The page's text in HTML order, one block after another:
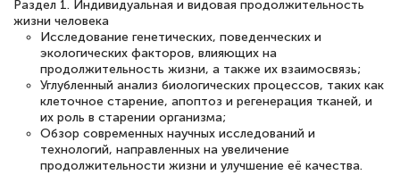
статьи. Времени на подготовку
достаточно. Курс помогает пройти
аттестацию в школе. Спасибо!
Евгения Коротких
Раздел 1. Индивидуальная и видовая продолжительность
жизни человека
Исследование генетических, поведенческих и
экологических факторов, влияющих на
продолжительность жизни, а также их взаимосвязь;
Углубленный анализ биологических процессов, таких как
клеточное старение, апоптоз и регенерация тканей, и
их роль в старении организма;
Обзор современных научных исследований и
технологий, направленных на увеличение
продолжительности жизни и улучшение её качества.